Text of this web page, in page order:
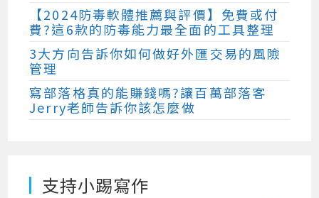
【2024防毒軟體推薦與評價】免費或付
費?這6款的防毒能力最全面的工具整理
3大方向告訴你如何做好外匯交易的風險
管理
寫部落格真的能賺錢嗎?讓百萬部落客
Jerry老師告訴你該怎麼做
支持小踢寫作